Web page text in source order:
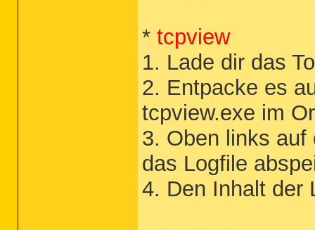
* tcpview
1. Lade dir das
2. Entpacke es
tcpview.exe im
3. Oben links
das Logfile
4. Den Inhalt der